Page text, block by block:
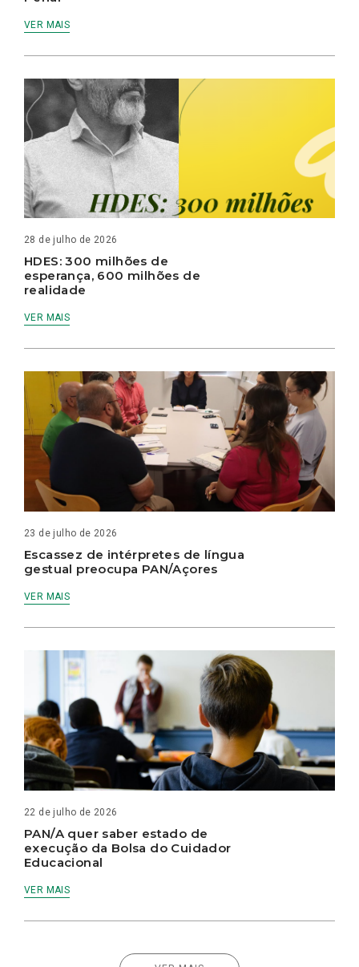
VER MAIS
28 de julho de 2026
HDES: 300 milhões de
esperança, 600 milhões de
realidade
VER MAIS
23 de julho de 2026
Escassez de intérpretes de língua
gestual preocupa PAN/Açores
VER MAIS
22 de julho de 2026
PAN/A quer saber estado de
execução da Bolsa do Cuidador
Educacional
VER MAIS